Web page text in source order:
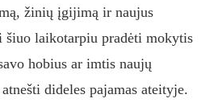
žinių įgijimą ir naujus
laikotarpiu pradėti mokytis
hobius ar imtis naujų
dideles pajamas ateityje.